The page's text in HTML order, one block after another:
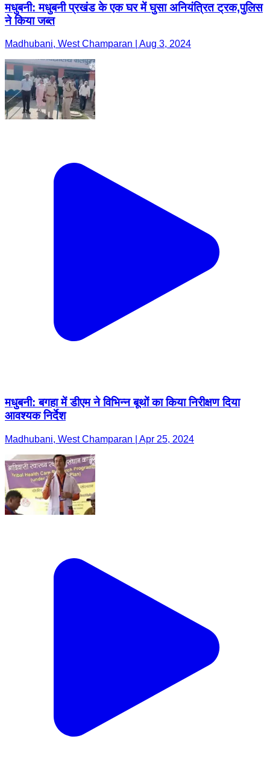
मधुबनी: मधुबनी प्रखंड के एक घर में घुसा अनियंत्रित ट्रक,पुलिस
ने किया जब्त
Madhubani, West Champaran | Aug 3, 2024
मधुबनी: बगहा में डीएम ने विभिन्न बूथों का किया निरीक्षण दिया
आवश्यक निर्देश
Madhubani, West Champaran | Apr 25, 2024